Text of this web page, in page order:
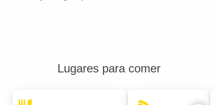
Lugares para comer